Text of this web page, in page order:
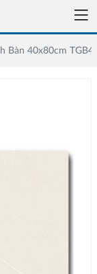
Bàn 40x80cm